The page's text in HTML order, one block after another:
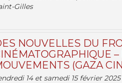
Gilles
NOUVELLES DU
(GAZA
14 et samedi 15 février